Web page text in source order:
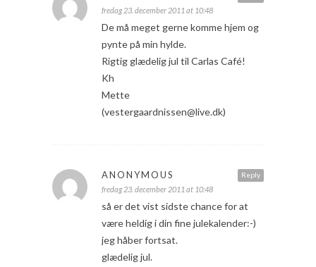
fredag 23. december 2011 at 10:48
De må meget gerne komme hjem og
pynte på min hylde.
Rigtig glædelig jul til Carlas Café!
Kh
Mette
(vestergaardnissen@live.dk)
Reply
ANONYMOUS
fredag 23. december 2011 at 10:48
så er det vist sidste chance for at
være heldig i din fine julekalender:-)
jeg håber fortsat.
glædelig jul.